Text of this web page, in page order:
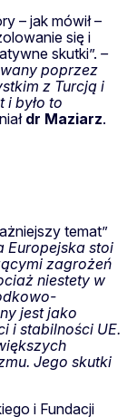
– jak mówił –
się i
skutki”. –
poprzez
z Turcją i
i było to
dr Maziarz.
temat”
Europejska stoi
zagrożeń
niestety w
jest jako
i stabilności UE.
Jego skutki
i Fundacji